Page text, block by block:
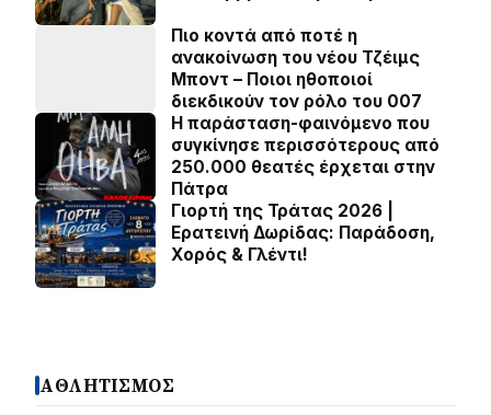
Πιο κοντά από ποτέ η
ανακοίνωση του νέου Τζέιμς
Μποντ – Ποιοι ηθοποιοί
διεκδικούν τον ρόλο του 007
Η παράσταση-φαινόμενο που
συγκίνησε περισσότερους από
250.000 θεατές έρχεται στην
Πάτρα
Γιορτή της Τράτας 2026 |
Ερατεινή Δωρίδας: Παράδοση,
Χορός & Γλέντι!
ΑΘΛΗΤΙΣΜΟΣ